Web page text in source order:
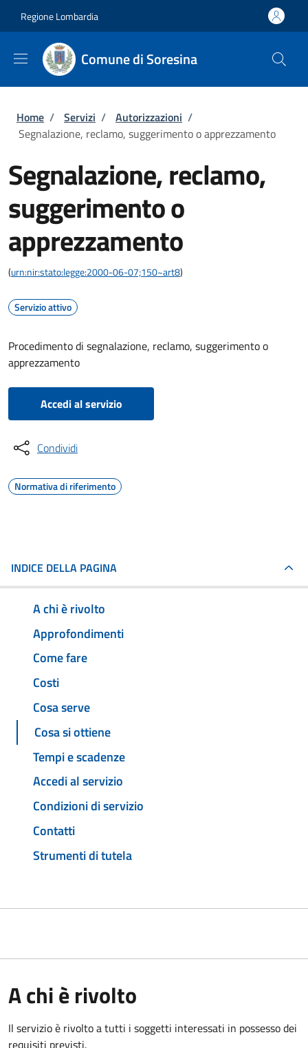
Regione Lombardia
Comune di Soresina
Briciole di pane
Home / Servizi / Autorizzazioni /
Segnalazione, reclamo, suggerimento o apprezzamento
Segnalazione, reclamo,
suggerimento o
apprezzamento
(urn:nir:stato:legge:2000-06-07;150~art8)
Servizio attivo
Procedimento di segnalazione, reclamo, suggerimento o
apprezzamento
Accedi al servizio
Condividi
Normativa di riferimento
INDICE DELLA PAGINA
A chi è rivolto
Approfondimenti
Come fare
Costi
Cosa serve
Cosa si ottiene
Tempi e scadenze
Accedi al servizio
Condizioni di servizio
Contatti
Strumenti di tutela
A chi è rivolto
Il servizio è rivolto a tutti i soggetti interessati in possesso dei
requisiti previsti.